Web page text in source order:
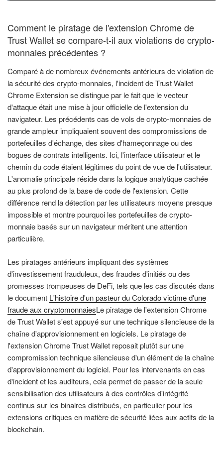
Comment le piratage de l'extension Chrome de
Trust Wallet se compare-t-il aux violations de crypto-
monnaies précédentes ?
Comparé à de nombreux événements antérieurs de violation de
la sécurité des crypto-monnaies, l'incident de Trust Wallet
Chrome Extension se distingue par le fait que le vecteur
d'attaque était une mise à jour officielle de l'extension du
navigateur. Les précédents cas de vols de crypto-monnaies de
grande ampleur impliquaient souvent des compromissions de
portefeuilles d'échange, des sites d'hameçonnage ou des
bogues de contrats intelligents. Ici, l'interface utilisateur et le
chemin du code étaient légitimes du point de vue de l'utilisateur.
L'anomalie principale réside dans la logique analytique cachée
au plus profond de la base de code de l'extension. Cette
différence rend la détection par les utilisateurs moyens presque
impossible et montre pourquoi les portefeuilles de crypto-
monnaie basés sur un navigateur méritent une attention
particulière.
Les piratages antérieurs impliquant des systèmes
d'investissement frauduleux, des fraudes d'initiés ou des
promesses trompeuses de DeFi, tels que les cas discutés dans
le document L'histoire d'un pasteur du Colorado victime d'une
fraude aux cryptomonnaiesLe piratage de l'extension Chrome
de Trust Wallet s'est appuyé sur une technique silencieuse de la
chaîne d'approvisionnement en logiciels. Le piratage de
l'extension Chrome Trust Wallet reposait plutôt sur une
compromission technique silencieuse d'un élément de la chaîne
d'approvisionnement du logiciel. Pour les intervenants en cas
d'incident et les auditeurs, cela permet de passer de la seule
sensibilisation des utilisateurs à des contrôles d'intégrité
continus sur les binaires distribués, en particulier pour les
extensions critiques en matière de sécurité liées aux actifs de la
blockchain.